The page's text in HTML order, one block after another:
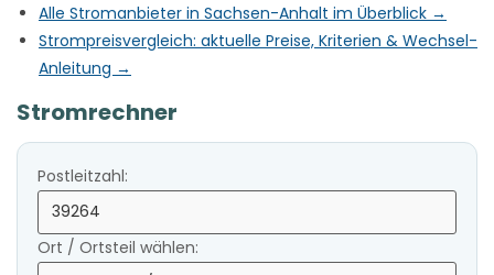
Alle Stromanbieter in Sachsen-Anhalt im Überblick →
Strompreisvergleich: aktuelle Preise, Kriterien & Wechsel-
Anleitung →
Stromrechner
Postleitzahl:
Ort / Ortsteil wählen: